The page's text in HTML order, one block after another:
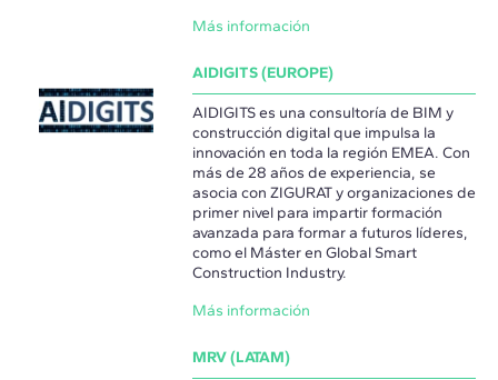
Más información
AIDIGITS (EUROPE)
AIDIGITS es una consultoría de BIM y
construcción digital que impulsa la
innovación en toda la región EMEA. Con
más de 28 años de experiencia, se
asocia con ZIGURAT y organizaciones de
primer nivel para impartir formación
avanzada para formar a futuros líderes,
como el Máster en Global Smart
Construction Industry.
Más información
MRV (LATAM)